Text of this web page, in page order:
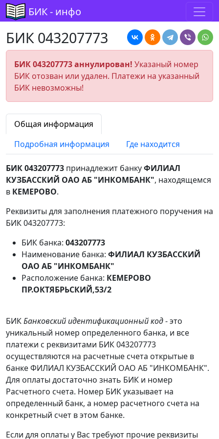
БИК - инфо
БИК 043207773
БИК 043207773 аннулирован! Указаный номер
БИК отозван или удален. Платежи на указанный
БИК невозможны!
Общая информация
Подробная информация
Где находится
БИК 043207773 принадлежит банкуФИЛИАЛ
КУЗБАССКИЙ ОАО АБ "ИНКОМБАНК", находящемся
в КЕМЕРОВО.
Реквизиты для заполнения платежного поручения на
БИК 043207773:
БИК банка: 043207773
Наименование банка: ФИЛИАЛ КУЗБАССКИЙ
ОАО АБ "ИНКОМБАНК"
Расположение банка: КЕМЕРОВО
ПР.ОКТЯБРЬСКИЙ,53/2
БИКБанковский идентификационный код- это
уникальный номер определенного банка, и все
платежи с реквизитами БИК 043207773
осуществляются на расчетные счета открытые в
банке ФИЛИАЛ КУЗБАССКИЙ ОАО АБ "ИНКОМБАНК".
Для оплаты достаточно знать БИК и номер
Расчетного счета. Номер БИК указывает на
определенный банк, а номер расчетного счета на
конкретный счет в этом банке.
Если для оплаты у Вас требуют прочие реквизиты